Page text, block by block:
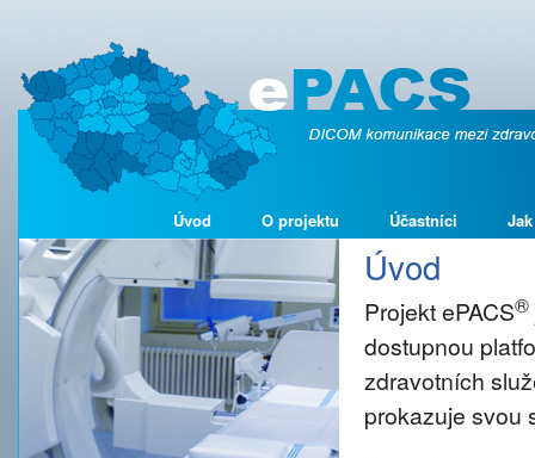
Úvod O projektu Účastníci
Úvod
Projekt ePACS®
dostupnou
zdravotních
prokazuje svou